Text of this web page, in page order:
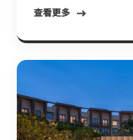
查看更多